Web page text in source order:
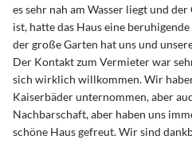
es sehr nah am Wasser liegt und
ist, hatte das Haus eine
der große Garten hat uns und
Der Kontakt zum Vermieter war
sich wirklich willkommen. Wir
Kaiserbäder unternommen, aber
Nachbarschaft, aber haben uns
schöne Haus gefreut. Wir sind